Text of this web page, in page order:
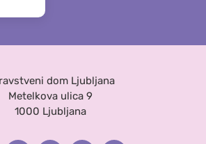
dom Ljubljana
Metelkova ulica 9
1000 Ljubljana